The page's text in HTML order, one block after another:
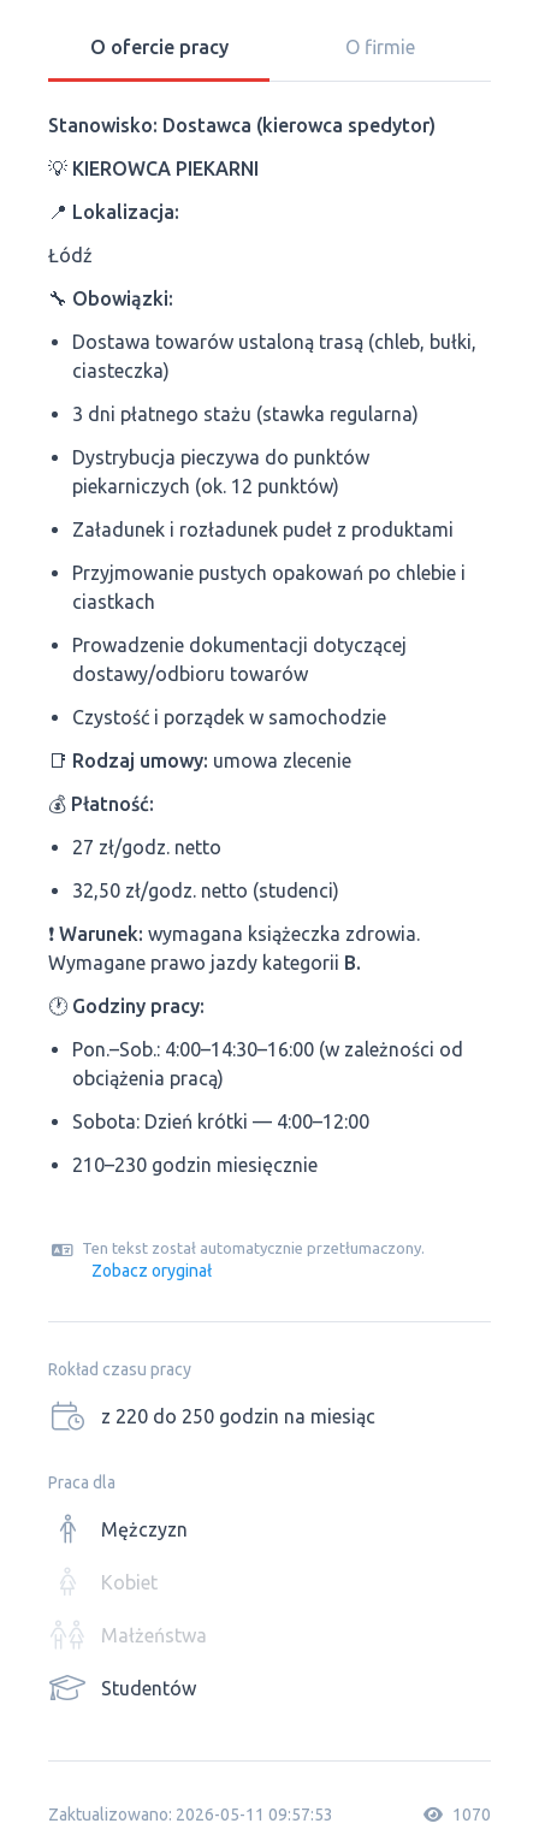
O ofercie pracy O firmie
Stanowisko: Dostawca (kierowca spedytor)
💡 KIEROWCA PIEKARNI
📍 Lokalizacja:
Łódź
🔧 Obowiązki:
Dostawa towarów ustaloną trasą (chleb, bułki,
ciasteczka)
3 dni płatnego stażu (stawka regularna)
Dystrybucja pieczywa do punktów
piekarniczych (ok. 12 punktów)
Załadunek i rozładunek pudeł z produktami
Przyjmowanie pustych opakowań po chlebie i
ciastkach
Prowadzenie dokumentacji dotyczącej
dostawy/odbioru towarów
Czystość i porządek w samochodzie
📑 Rodzaj umowy: umowa zlecenie
💰 Płatność:
27 zł/godz. netto
32,50 zł/godz. netto (studenci)
❗ Warunek: wymagana książeczka zdrowia.
Wymagane prawo jazdy kategorii B.
🕐 Godziny pracy:
Pon.–Sob.: 4:00–14:30–16:00 (w zależności od
obciążenia pracą)
Sobota: Dzień krótki — 4:00–12:00
210–230 godzin miesięcznie
Ten tekst został automatycznie przetłumaczony.
Zobacz oryginał
Rokład czasu pracy
z 220 do 250 godzin na miesiąc
Praca dla
Mężczyzn
Kobiet
Małżeństwa
Studentów
Zaktualizowano: 2026-05-11 09:57:53 1070